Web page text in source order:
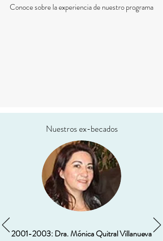
Conoce sobre la experiencia de nuestro programa
Nuestros ex-becados
2001-2003: Dra. Mónica Quitral Villanueva